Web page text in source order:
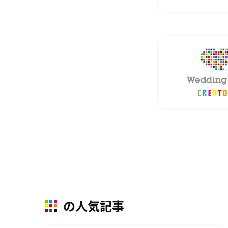
の人気記事